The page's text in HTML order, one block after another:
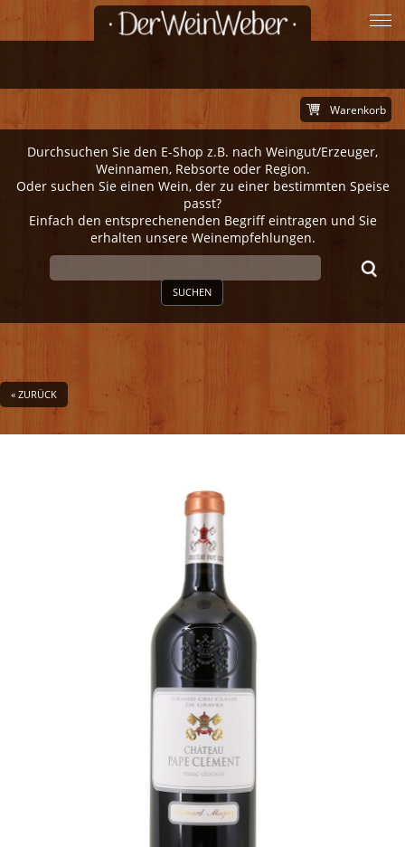
Durchsuchen Sie den E-Shop z.B. nach Weingut/Erzeuger,
Weinnamen, Rebsorte oder Region.
Oder suchen Sie einen Wein, der zu einer bestimmten Speise
passt?
Einfach den entsprechenenden Begriff eintragen und Sie
erhalten unsere Weinempfehlungen.
SUCHEN
Warenkorb
« ZURÜCK